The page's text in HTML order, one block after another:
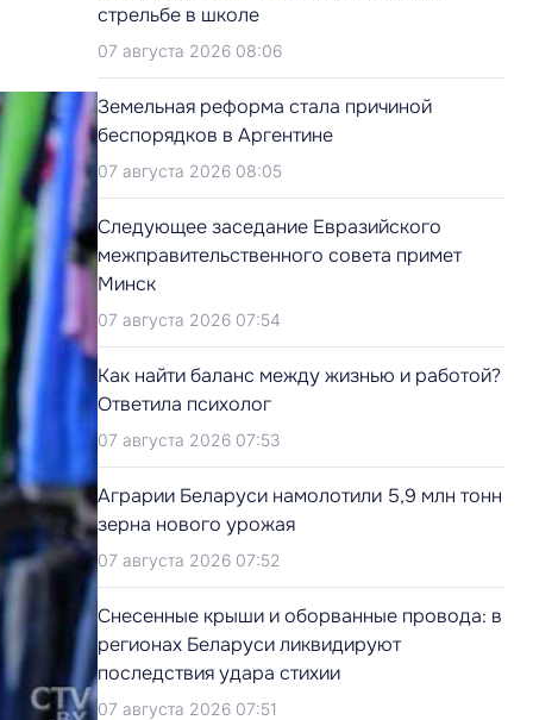
стрельбе в школе
07 августа 2026 08:06
Земельная реформа стала причиной
беспорядков в Аргентине
07 августа 2026 08:05
Следующее заседание Евразийского
межправительственного совета примет
Минск
07 августа 2026 07:54
Как найти баланс между жизнью и работой?
Ответила психолог
07 августа 2026 07:53
Аграрии Беларуси намолотили 5,9 млн тонн
зерна нового урожая
07 августа 2026 07:52
Снесенные крыши и оборванные провода: в
регионах Беларуси ликвидируют
последствия удара стихии
07 августа 2026 07:51